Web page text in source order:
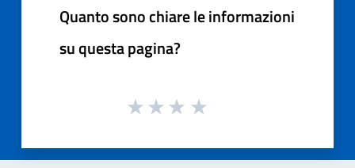
Quanto sono chiare le informazioni
su questa pagina?